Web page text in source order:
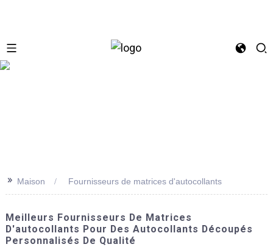
>> Maison Fournisseurs de matrices d'autocollants
Meilleurs Fournisseurs De Matrices
D'autocollants Pour Des Autocollants Découpés
Personnalisés De Qualité